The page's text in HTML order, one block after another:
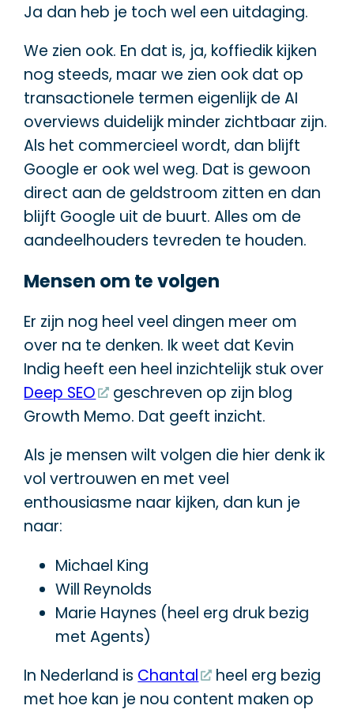
Ja dan heb je toch wel een uitdaging.
We zien ook. En dat is, ja, koffiedik kijken
nog steeds, maar we zien ook dat op
transactionele termen eigenlijk de AI
overviews duidelijk minder zichtbaar zijn.
Als het commercieel wordt, dan blijft
Google er ook wel weg. Dat is gewoon
direct aan de geldstroom zitten en dan
blijft Google uit de buurt. Alles om de
aandeelhouders tevreden te houden.
Mensen om te volgen
Er zijn nog heel veel dingen meer om
over na te denken. Ik weet dat Kevin
Indig heeft een heel inzichtelijk stuk over
Deep SEO
geschreven op zijn blog
Growth Memo. Dat geeft inzicht.
Als je mensen wilt volgen die hier denk ik
vol vertrouwen en met veel
enthousiasme naar kijken, dan kun je
naar:
Michael King
Will Reynolds
Marie Haynes (heel erg druk bezig
met Agents)
In Nederland is Chantal
heel erg bezig
met hoe kan je nou content maken op